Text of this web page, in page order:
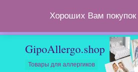
ОПЛАТА И ДОСТАВКА ПОЛИТИКА
GipoAllergo.shop
Товары для аллергиков
Хороших Вам покупок